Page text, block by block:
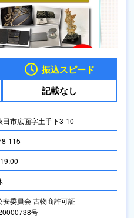
振込スピード
記載なし
田市広面字土手下3-10
115
安委員会 古物商許可証
号